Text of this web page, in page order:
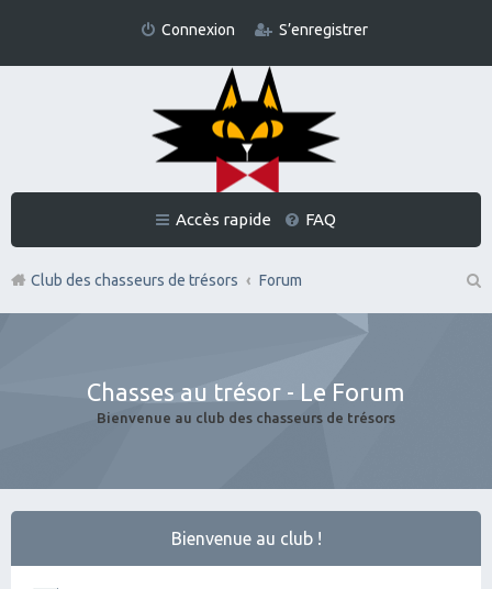
Connexion S’enregistrer
Accès rapide FAQ
Club des chasseurs de trésors
Forum
Re
Chasses au trésor - Le Forum
Bienvenue au club des chasseurs de trésors
Bienvenue au club !